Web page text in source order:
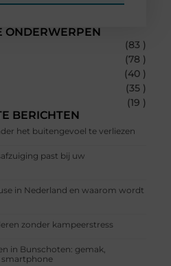
ONDERWERPEN
(83 )
(78 )
(40 )
(35 )
(19 )
BERICHTEN
het buitengevoel te verliezen
past bij uw
in Nederland en waarom wordt
zonder kampeerstress
in Bunschoten: gemak,
smartphone